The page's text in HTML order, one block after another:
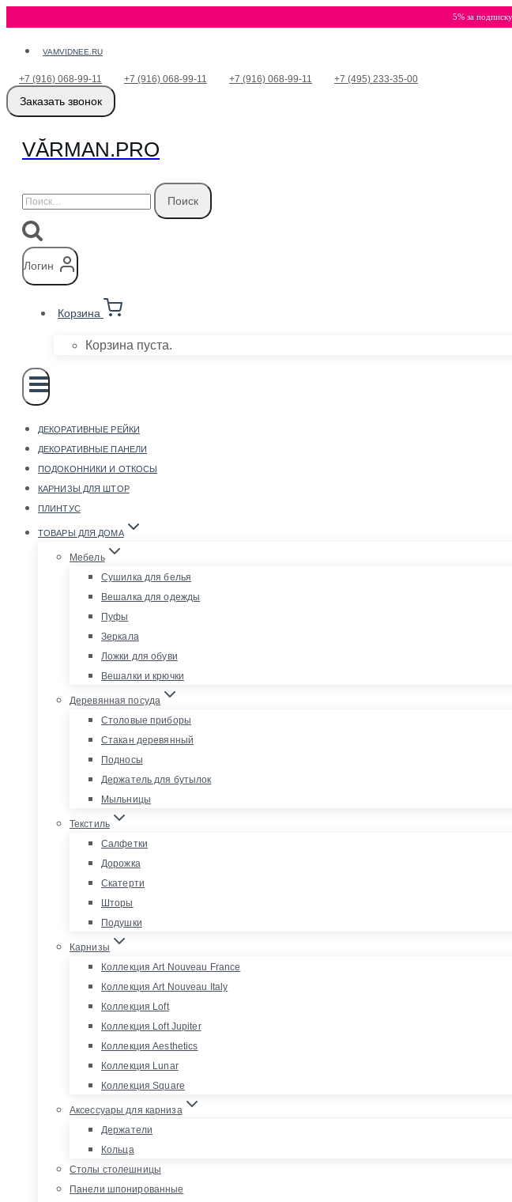
5% за
Перейти
содержимому
VAMVIDNEE.RU
+7 (916) 068-99-11 +7 (916) 068-99-11 +7 (916) 068-99-11 +7 (495) 233-35-00
Заказать звонок
VӐRMAN.PRO
Найти:
Логин
Корзина
Корзина пуста.
ДЕКОРАТИВНЫЕ РЕЙКИ
ДЕКОРАТИВНЫЕ ПАНЕЛИ
ПОДОКОННИКИ И ОТКОСЫ
КАРНИЗЫ ДЛЯ ШТОР
ПЛИНТУС
ТОВАРЫ ДЛЯ ДОМА
Мебель
Сушилка для белья
Вешалка для одежды
Пуфы
Зеркала
Ложки для обуви
Вешалки и крючки
Деревянная посуда
Столовые приборы
Стакан деревянный
Подносы
Держатель для бутылок
Мыльницы
Текстиль
Салфетки
Дорожка
Скатерти
Шторы
Подушки
Карнизы
Коллекция Art Nouveau France
Коллекция Art Nouveau Italy
Коллекция Loft
Коллекция Loft Jupiter
Коллекция Aesthetics
Коллекция Lunar
Коллекция Square
Аксессуары для карниза
Держатели
Кольца
Столы столешницы
Панели шпонированные